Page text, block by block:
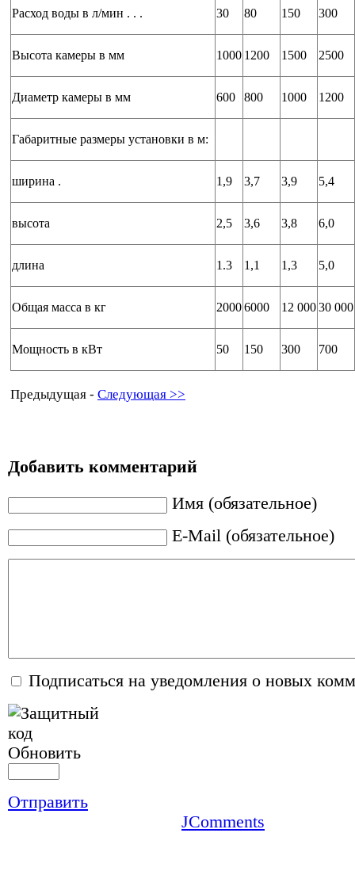
Расход воды в л/мин . . . 30 80 150 300
Высота камеры в мм 1000 1200 1500 2500
Диаметр камеры в мм 600 800 1000 1200
Габаритные размеры установки в м:
ширина . 1,9 3,7 3,9 5,4
высота 2,5 3,6 3,8 6,0
длина 1.3 1,1 1,3 5,0
Общая масса в кг 20006000 12 00030 000
Мощность в кВт 50 150 300 700
Предыдущая - Следующая >>
Добавить комментарий
Имя (обязательное)
E-Mail (обязательное)
Подписаться на уведомления о новых
Обновить
Отправить
JComments